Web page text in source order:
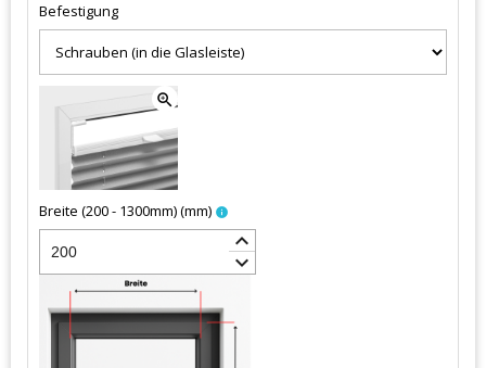
Befestigung
zoom_in
Breite (200 - 1300mm)(mm) info
keyboard_arrow_up
keyboard_arrow_down